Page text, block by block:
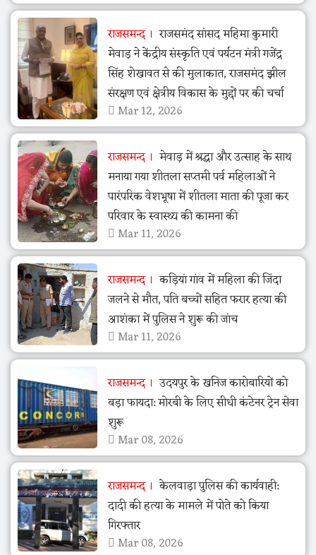
राजसमन्द
राजसमंद सांसद महिमा कुमारी
मेवाड़ ने केंद्रीय संस्कृति एवं पर्यटन मंत्री गजेंद्र
सिंह शेखावत से की मुलाकात, राजसमंद झील
संरक्षण एवं क्षेत्रीय विकास के मुद्दों पर की चर्चा
Mar 12, 2026
राजसमन्द
मेवाड़ में श्रद्धा और उत्साह के साथ
मनाया गया शीतला सप्तमी पर्व महिलाओं ने
पारंपरिक वेशभूषा में शीतला माता की पूजा कर
परिवार के स्वास्थ्य की कामना की
Mar 11, 2026
राजसमन्द
कड़ियां गांव में महिला की जिंदा
जलने से मौत, पति बच्चों सहित फरार हत्या की
आशंका में पुलिस ने शुरू की जांच
Mar 11, 2026
राजसमन्द
उदयपुर के खनिज कारोबारियों को
बड़ा फायदा: मोरबी के लिए सीधी कंटेनर ट्रेन सेवा
शुरू
Mar 08, 2026
राजसमन्द
केलवाड़ा पुलिस की कार्यवाही:
दादी की हत्या के मामले में पोते को किया
गिरफ्तार
Mar 08, 2026